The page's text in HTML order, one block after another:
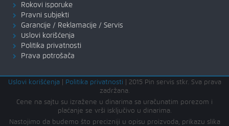
Rokovi isporuke
Pravni subjekti
Garancije / Reklamacije / Servis
Uslovi korišćenja
Politika privatnosti
Prava potrošača
Uslovi korišćenja| Politika privatnosti
2015 Pin servis stkr. Sva prava
zadržana.
Cene na sajtu su izražene u dinarima sa uračunatim porezom i
plaćanje se vrši isključivo u dinarima.
Nastojimo da budemo što precizniji u opisu proizvoda, prikazu slika